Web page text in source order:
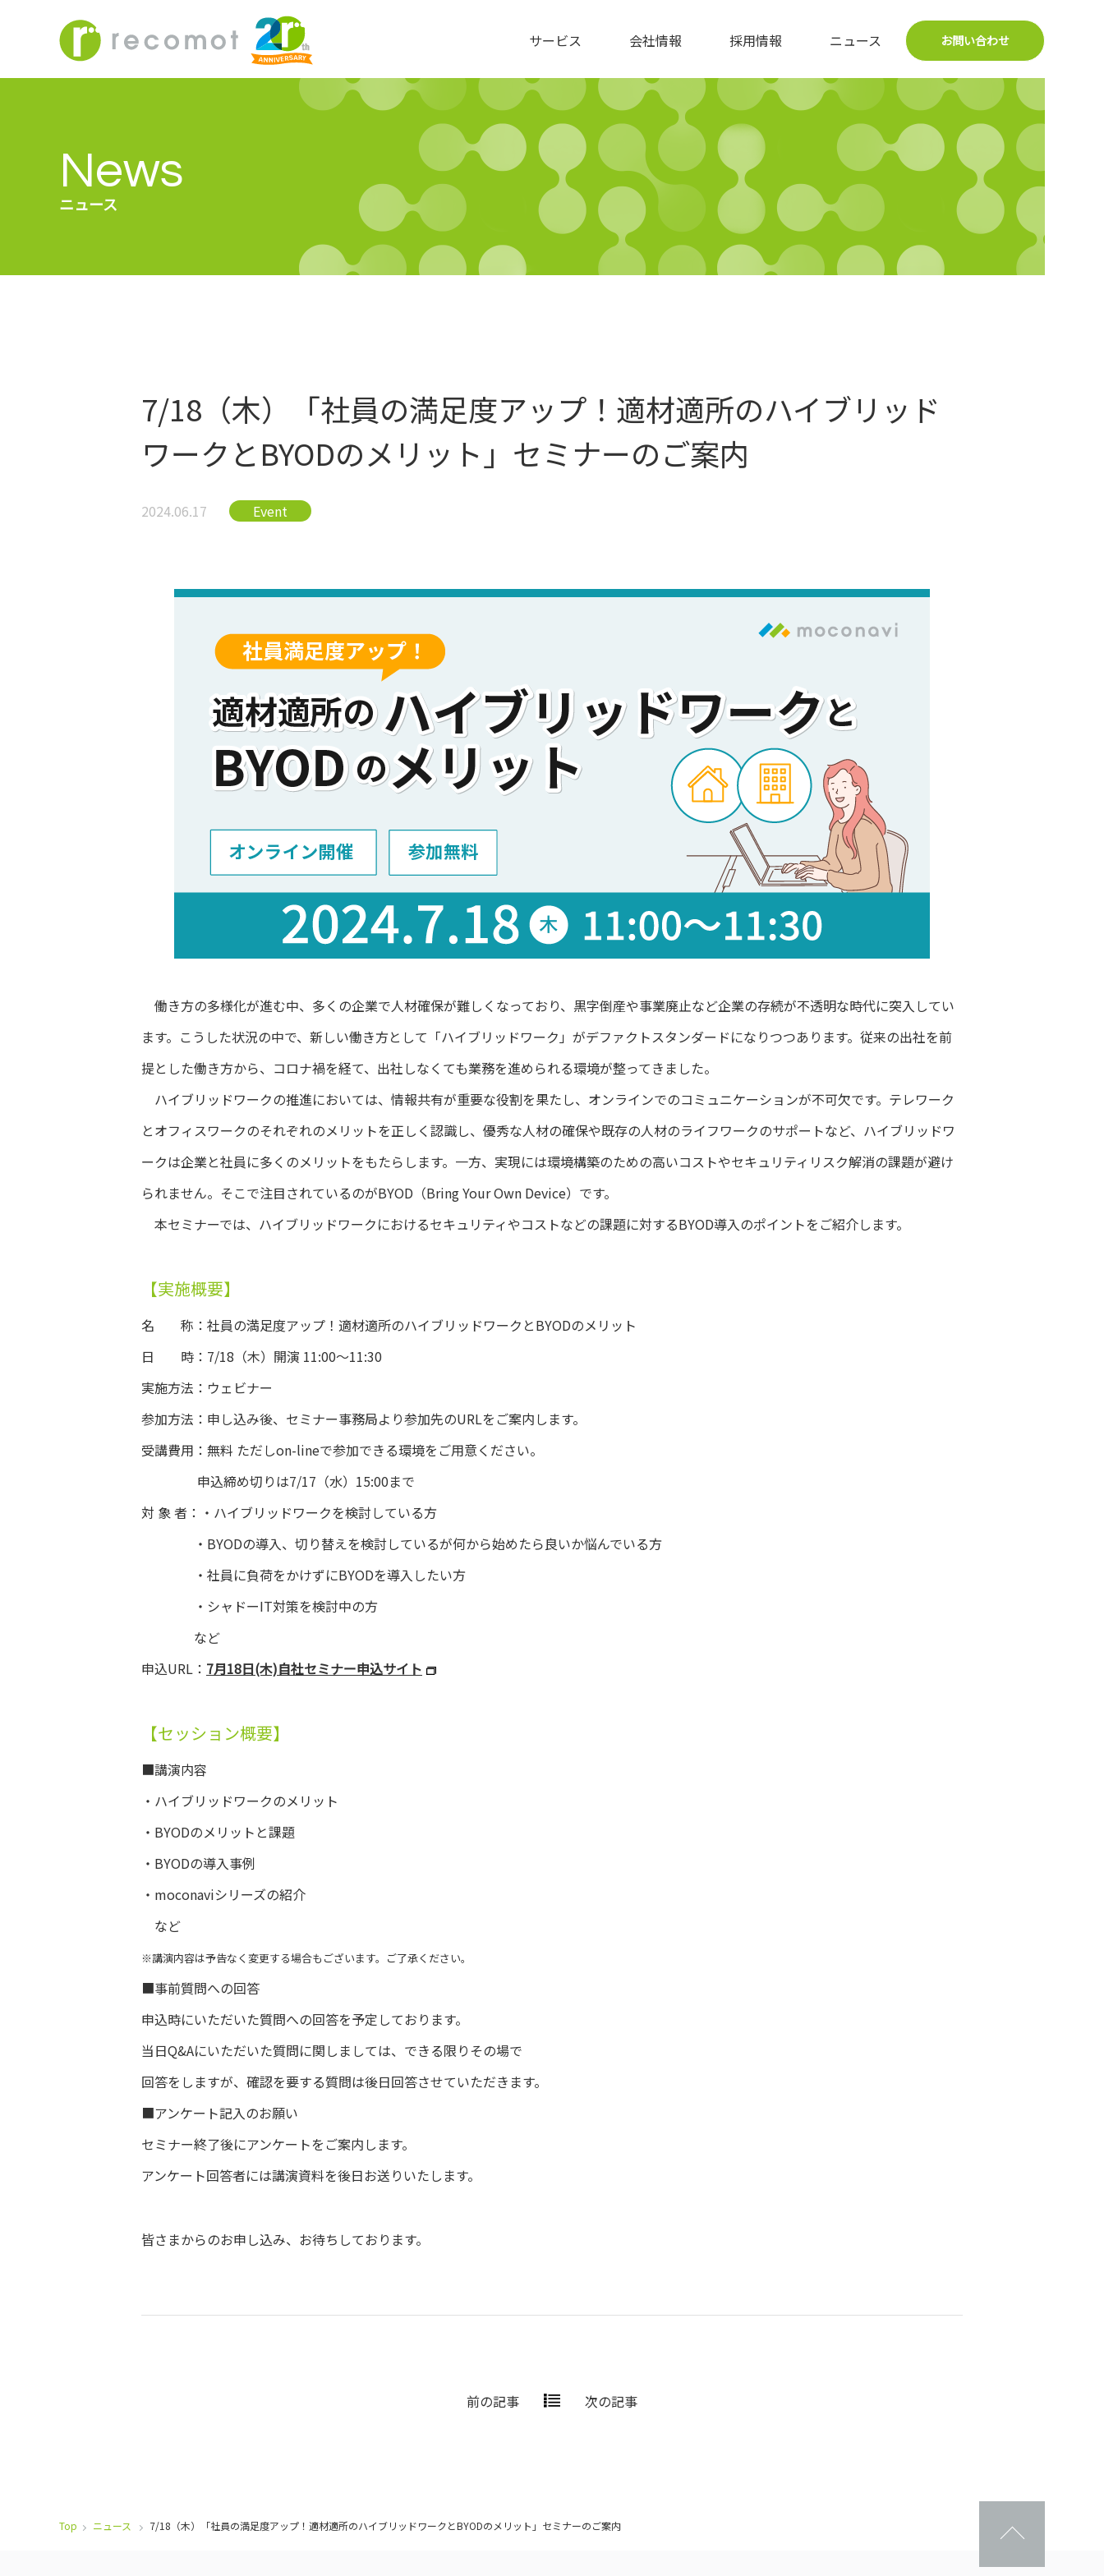
サービス 会社情報 採用情報 ニュース お問い合わせ
News
ニュース
7/18（木）「社員の満足度アップ！適材適所のハイブリッド
ワークとBYODのメリット」セミナーのご案内
2024.06.17 Event
働き方の多様化が進む中、多くの企業で人材確保が難しくなっており、黒字倒産や事業廃止など企業の存続が不透明な時代に突入してい
ます。こうした状況の中で、新しい働き方として「ハイブリッドワーク」がデファクトスタンダードになりつつあります。従来の出社を前
提とした働き方から、コロナ禍を経て、出社しなくても業務を進められる環境が整ってきました。
ハイブリッドワークの推進においては、情報共有が重要な役割を果たし、オンラインでのコミュニケーションが不可欠です。テレワーク
とオフィスワークのそれぞれのメリットを正しく認識し、優秀な人材の確保や既存の人材のライフワークのサポートなど、ハイブリッドワ
ークは企業と社員に多くのメリットをもたらします。一方、実現には環境構築のための高いコストやセキュリティリスク解消の課題が避け
られません。そこで注目されているのがBYOD（Bring Your Own Device）です。
本セミナーでは、ハイブリッドワークにおけるセキュリティやコストなどの課題に対するBYOD導入のポイントをご紹介します。
【実施概要】
名 称：社員の満足度アップ！適材適所のハイブリッドワークとBYODのメリット
日 時：7/18（木）開演 11:00～11:30
実施方法：ウェビナー
参加方法：申し込み後、セミナー事務局より参加先のURLをご案内します。
受講費用：無料 ただしon-lineで参加できる環境をご用意ください。
申込締め切りは7/17（水）15:00まで
対 象 者：・ハイブリッドワークを検討している方
・BYODの導入、切り替えを検討しているが何から始めたら良いか悩んでいる方
・社員に負荷をかけずにBYODを導入したい方
・シャドーIT対策を検討中の方
など
申込URL： 7月18日(木)自社セミナー申込サイト
【セッション概要】
■講演内容
・ハイブリッドワークのメリット
・BYODのメリットと課題
・BYODの導入事例
・moconaviシリーズの紹介
など
※講演内容は予告なく変更する場合もございます。ご了承ください。
■事前質問への回答
申込時にいただいた質問への回答を予定しております。
当日Q&Aにいただいた質問に関しましては、できる限りその場で
回答をしますが、確認を要する質問は後日回答させていただきます。
■アンケート記入のお願い
セミナー終了後にアンケートをご案内します。
アンケート回答者には講演資料を後日お送りいたします。
皆さまからのお申し込み、お待ちしております。
前の記事 次の記事
Top ニュース 7/18（木）「社員の満足度アップ！適材適所のハイブリッドワークとBYODのメリット」セミナーのご案内